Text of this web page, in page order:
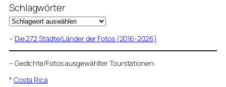
Schlagwörter
– Die 272 Städte/Länder der Fotos (2016-2026)
– Gedichte/Fotos ausgewählter Tourstationen:
* Costa Rica